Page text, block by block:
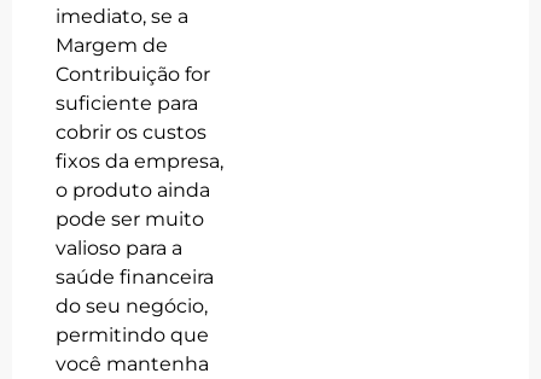
imediato, se a
Margem de
Contribuição for
suficiente para
cobrir os custos
fixos da empresa,
o produto ainda
pode ser muito
valioso para a
saúde financeira
do seu negócio,
permitindo que
você mantenha